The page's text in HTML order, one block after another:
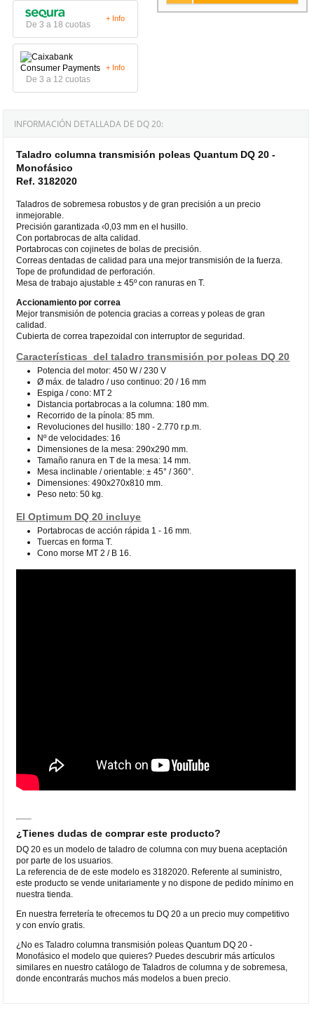
De 3 a 18 cuotas
+ Info
De 3 a 12 cuotas
+ Info
INFORMACIÓN DETALLADA DE DQ 20:
Taladro columna transmisión poleas Quantum DQ 20 -
Monofásico
Ref. 3182020
Taladros de sobremesa robustos y de gran precisión a un precio
inmejorable.
Precisión garantizada ‹0,03 mm en el husillo.
Con portabrocas de alta calidad.
Portabrocas con cojinetes de bolas de precisión.
Correas dentadas de calidad para una mejor transmisión de la fuerza.
Tope de profundidad de perforación.
Mesa de trabajo ajustable ± 45º con ranuras en T.
Accionamiento por correa
Mejor transmisión de potencia gracias a correas y poleas de gran
calidad.
Cubierta de correa trapezoidal con interruptor de seguridad.
Características del taladro transmisión por poleas DQ 20
Potencia del motor: 450 W / 230 V
Ø máx. de taladro / uso continuo: 20 / 16 mm
Espiga / cono: MT 2
Distancia portabrocas a la columna: 180 mm.
Recorrido de la pínola: 85 mm.
Revoluciones del husillo: 180 - 2.770 r.p.m.
Nº de velocidades: 16
Dimensiones de la mesa: 290x290 mm.
Tamaño ranura en T de la mesa: 14 mm.
Mesa inclinable / orientable: ± 45° / 360°.
Dimensiones: 490x270x810 mm.
Peso neto: 50 kg.
El Optimum DQ 20 incluye
Portabrocas de acción rápida 1 - 16 mm.
Tuercas en forma T.
Cono morse MT 2 / B 16.
¿Tienes dudas de comprar este producto?
DQ 20 es un modelo de taladro de columna con muy buena aceptación
por parte de los usuarios.
La referencia de de este modelo es 3182020. Referente al suministro,
este producto se vende unitariamente y no dispone de pedido mínimo en
nuestra tienda.
En nuestra ferretería te ofrecemos tu DQ 20 a un precio muy competitivo
y con envío gratis.
¿No es Taladro columna transmisión poleas Quantum DQ 20 -
Monofásico el modelo que quieres? Puedes descubrir más artículos
similares en nuestro catálogo de Taladros de columna y de sobremesa,
donde encontrarás muchos más modelos a buen precio.